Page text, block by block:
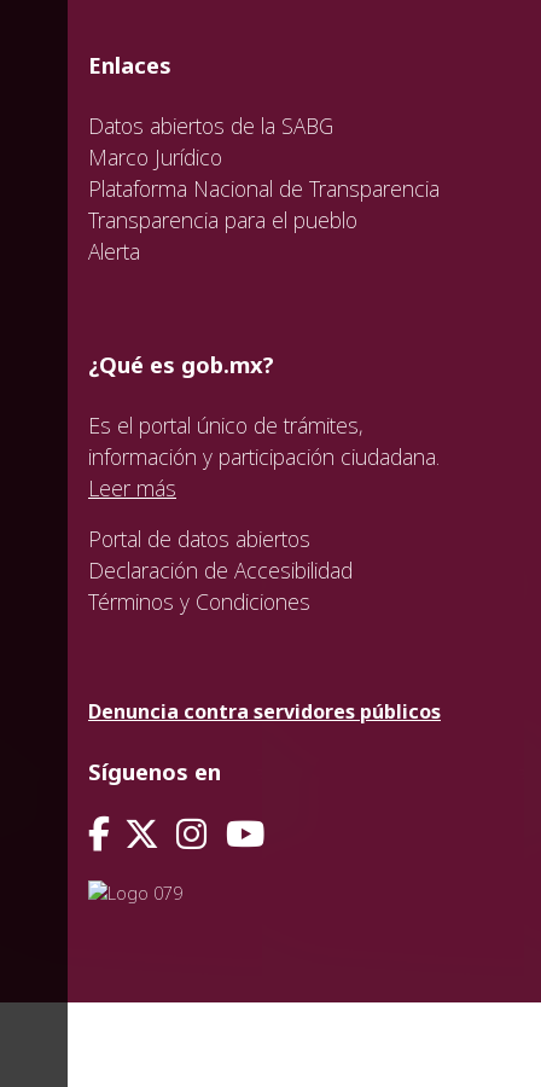
valida
valida
valida
Enlaces
Datos abiertos de la SABG
Marco Jurídico
Plataforma Nacional de Transparencia
Transparencia para el pueblo
Alerta
¿Qué es gob.mx?
Es el portal único de trámites,
información y participación ciudadana.
Leer más
Portal de datos abiertos
Declaración de Accesibilidad
Términos y Condiciones
Denuncia contra servidores públicos
Síguenos en